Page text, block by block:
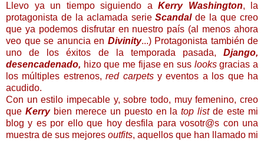
Llevo ya un tiempo siguiendo a Kerry Washington, la
protagonista de la aclamada serieScandalde la que creo
que ya podemos disfrutar en nuestro país (al menos ahora
veo que se anuncia en Divinity...) Protagonista también de
uno de los éxitos de la temporada pasada, Django,
desencadenado, hizo que me fijase en sus looksgracias a
los múltiples estrenos,red carpetsy eventos a los que ha
acudido.
Con un estilo impecable y, sobre todo, muy femenino, creo
que Kerrybien merece un puesto en latop listde este mi
blog y es por ello que hoy desfila para vosotr@s con una
muestra de sus mejores outfits, aquellos que han llamado mi